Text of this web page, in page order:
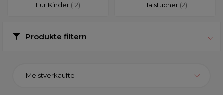
Für Kinder (12) Halstücher (2)
Produkte filtern
Meistverkaufte